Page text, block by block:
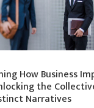
How Business
the
Narratives